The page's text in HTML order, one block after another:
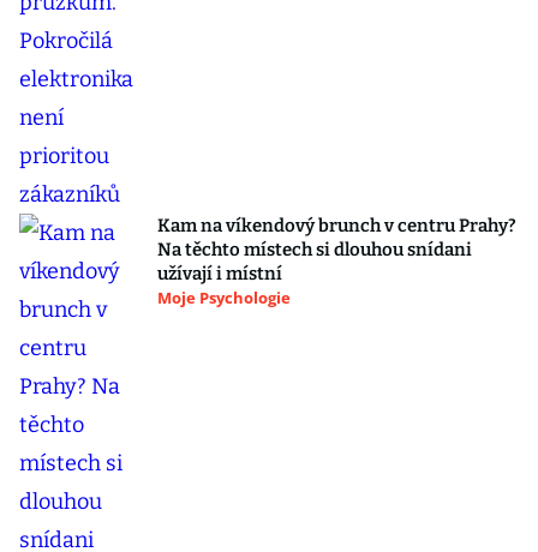
Kam na víkendový brunch v centru Prahy?
Na těchto místech si dlouhou snídani
užívají i místní
Moje Psychologie